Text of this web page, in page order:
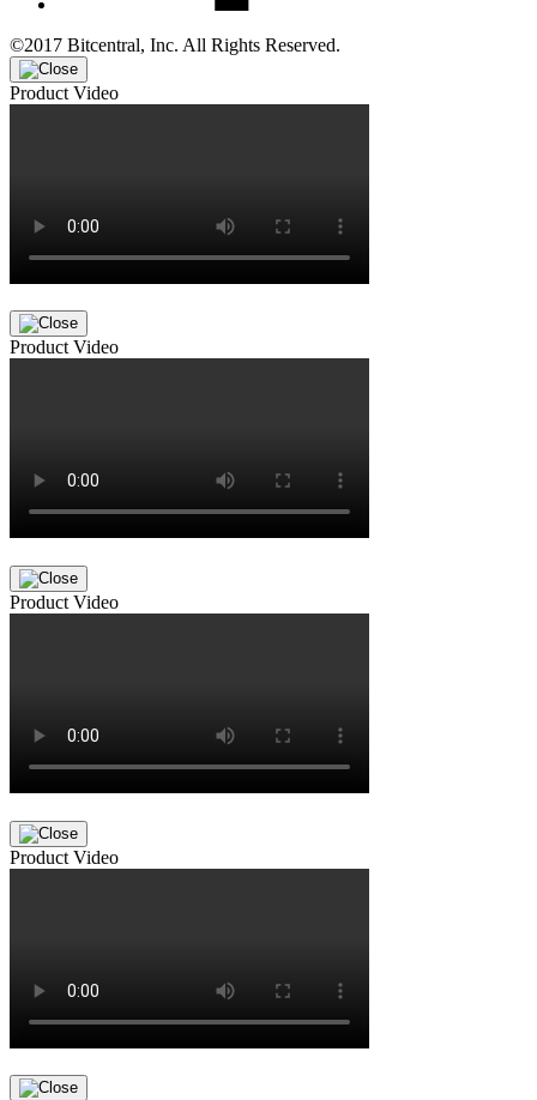
©2017 Bitcentral, Inc. All Rights Reserved.
Product Video
Product Video
Product Video
Product Video